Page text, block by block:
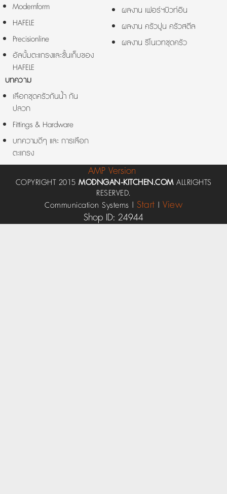
Modernform
HAFELE
Precisionline
อัลบั้มตะแกรงและชั้นเก็บของ
HAFELE
ผลงาน เฟอร์ฯบิวท์อิน
ผลงาน ครัวปูน ครัวสตีล
ผลงาน รีโนเวทชุดครัว
บทความ
เลือกชุดครัวกันน้ำ กัน
ปลวก
Fittings & Hardware
บทความดีๆ และ การเลือก
ตะแกรง
AMP Version
COPYRIGHT 2015 MODNGAN-KITCHEN.COM ALLRIGHTS
RESERVED.
Communication Systems | Start | View
Shop ID: 24944